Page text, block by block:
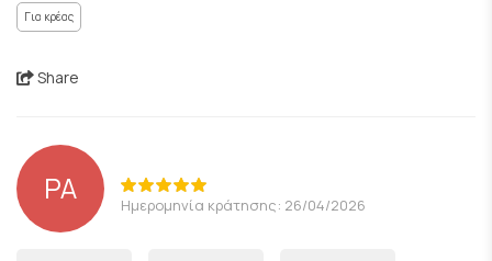
Για κρέας
Share
PA Ημερομηνία κράτησης: 26/04/2026